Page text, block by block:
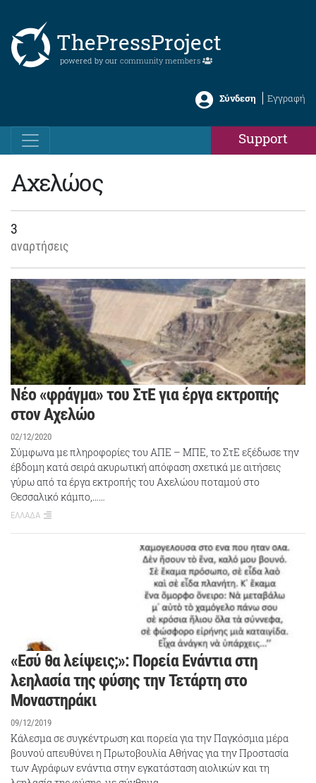
ThePressProject
powered by our community members
Σύνδεση Εγγραφή
Support
Αχελώος
3
αναρτήσεις
Νέο «φράγμα» του ΣτΕ για έργα εκτροπής
στον Αχελώο
02/12/2020
Σύμφωνα με πληροφορίες του ΑΠΕ – ΜΠΕ, το ΣτΕ εξέδωσε την
έβδομη κατά σειρά ακυρωτική απόφαση σχετικά με αιτήσεις
γύρω από τα έργα εκτροπής του Αχελώου ποταμού στο
Θεσσαλικό κάμπο,……
ΕΛΛΑΔΑ
«Εσύ θα λείψεις;»: Πορεία Ενάντια στη
λεηλασία της φύσης την Τετάρτη στο
Μοναστηράκι
09/12/2019
Κάλεσμα σε συγκέντρωση και πορεία για την Παγκόσμια μέρα
βουνού απευθύνει η Πρωτοβουλία Αθήνας για την Προστασία
των Αγράφων ενάντια στην εγκατάσταση αιολικών και τη